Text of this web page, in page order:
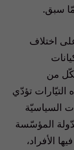
سبق.
اختلاف
من
التيّارات تؤدّي
السياسيّة
المؤسّسة
الأفراد،